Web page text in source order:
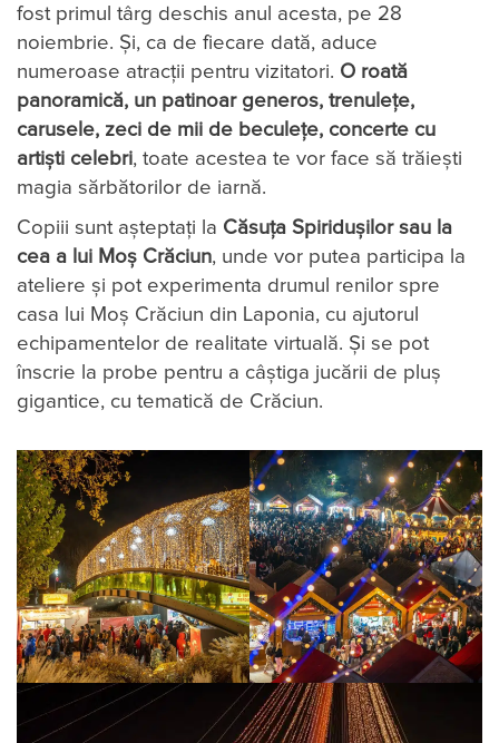
fost primul târg deschis anul acesta, pe 28
noiembrie. Și, ca de fiecare dată, aduce
numeroase atracții pentru vizitatori. O roată
panoramică, un patinoar generos, trenulețe,
carusele, zeci de mii de beculețe, concerte cu
artiști celebri, toate acestea te vor face să trăiești
magia sărbătorilor de iarnă.
Copiii sunt așteptați la Căsuța Spiridușilor sau la
cea a lui Moș Crăciun, unde vor putea participa la
ateliere și pot experimenta drumul renilor spre
casa lui Moș Crăciun din Laponia, cu ajutorul
echipamentelor de realitate virtuală. Și se pot
înscrie la probe pentru a câștiga jucării de pluș
gigantice, cu tematică de Crăciun.